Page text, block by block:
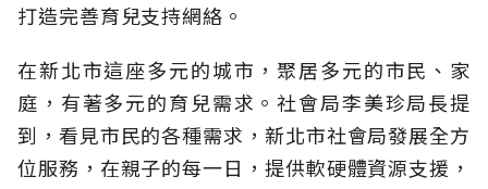
打造完善育兒支持網絡。
在新北市這座多元的城市，聚居多元的市民、家
庭，有著多元的育兒需求。社會局李美珍局長提
到，看見市民的各種需求，新北市社會局發展全方
位服務，在親子的每一日，提供軟硬體資源支援，